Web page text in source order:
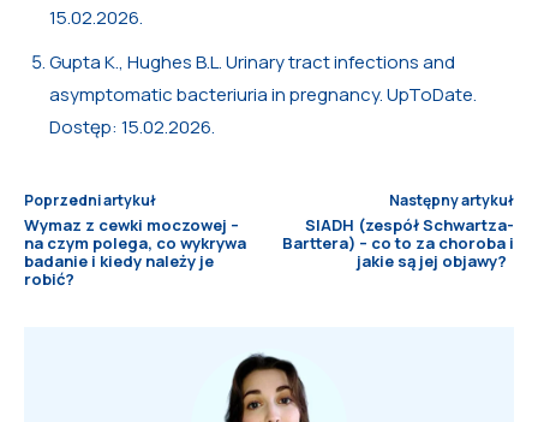
15.02.2026.
Gupta K., Hughes B.L. Urinary tract infections and
asymptomatic bacteriuria in pregnancy. UpToDate.
Dostęp: 15.02.2026.
Poprzedni artykuł
Wymaz z cewki moczowej –
na czym polega, co wykrywa
badanie i kiedy należy je
robić?
Następny artykuł
SIADH (zespół Schwartza-
Barttera) – co to za choroba i
jakie są jej objawy?